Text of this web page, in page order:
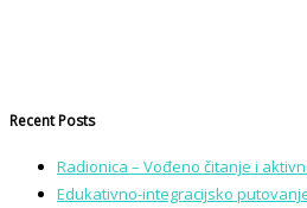
Recent Posts
Radionica – Vođeno čitanje i
Edukativno-integracijsko